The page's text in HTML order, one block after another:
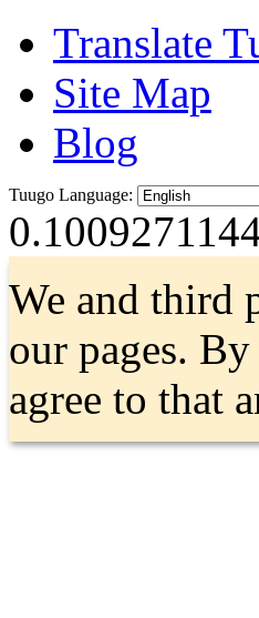
Translate
Site Map
Blog
Tuugo Language:
We and third
our pages.
agree to that